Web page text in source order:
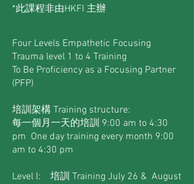
*此課程非由HKFI 主辦
Four Levels Empathetic Focusing
Trauma level 1 to 4 Training
To Be Proficiency as a Focusing Partner
(PFP)
培訓架構 Training structure:
每一個月一天的培訓 9:00 am to 4:30
pm One day training every month 9:00
am to 4:30 pm
Level I: 培訓 Training July 26 & August